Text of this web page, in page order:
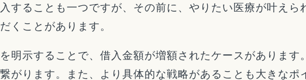
することも一つですが、その前に、やりたい医療が叶え
くことがあります。
明示することで、借入金額が増額されたケースがありま
がります。また、より具体的な戦略があることも大きな